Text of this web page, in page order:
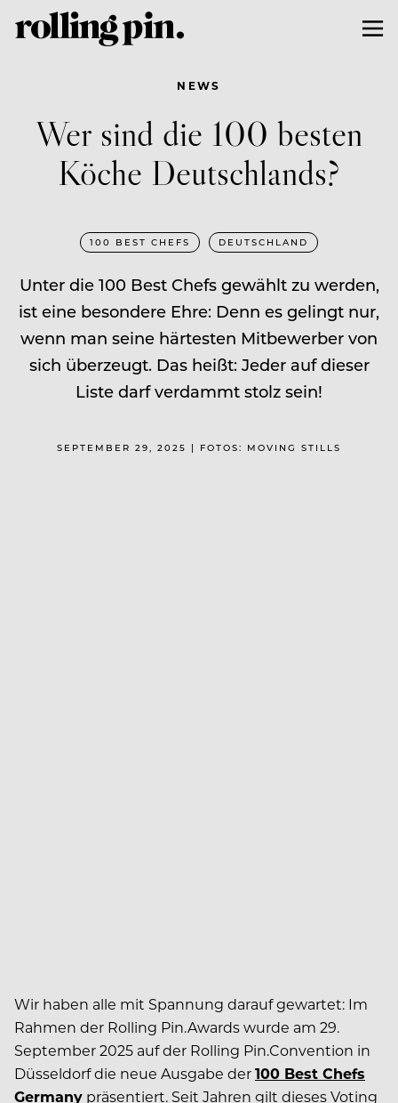
NEWS
Wer sind die 100 besten
Köche Deutschlands?
100 BEST CHEFS DEUTSCHLAND
Unter die 100 Best Chefs gewählt zu werden,
ist eine besondere Ehre: Denn es gelingt nur,
wenn man seine härtesten Mitbewerber von
sich überzeugt. Das heißt: Jeder auf dieser
Liste darf verdammt stolz sein!
SEPTEMBER 29, 2025 | FOTOS: MOVING STILLS
Wir haben alle mit Spannung darauf gewartet: Im
Rahmen der Rolling Pin.Awards wurde am 29.
September 2025 auf der Rolling Pin.Convention in
Düsseldorf die neue Ausgabe der100 Best Chefs
Germany präsentiert. Seit Jahren gilt dieses Voting